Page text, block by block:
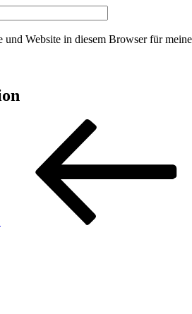
Website in diesem Browser für